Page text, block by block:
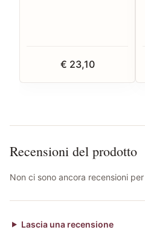
€ 23,10
Recensioni del prodotto
Non ci sono ancora recensioni
Lascia una recensione